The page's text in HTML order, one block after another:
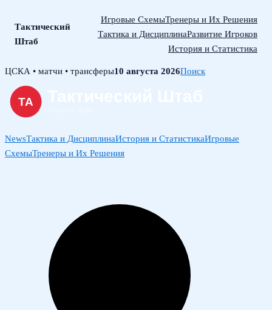
Тактический
Штаб
Игровые СхемыТренеры и Их Решения
Тактика и ДисциплинаРазвитие Игроков
История и Статистика
Skip
content
ЦСКА • матчи • трансферы10 августа 2026Поиск
NewsТактика и ДисциплинаИстория и СтатистикаИгровые
СхемыТренеры и Их Решения